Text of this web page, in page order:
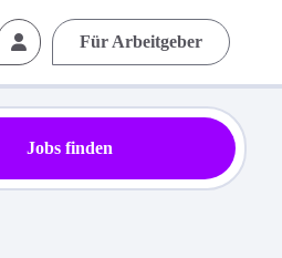
Für Arbeitgeber
Jobs finden